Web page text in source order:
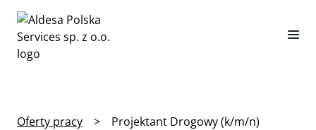
Oferty pracy > Projektant Drogowy (k/m/n)